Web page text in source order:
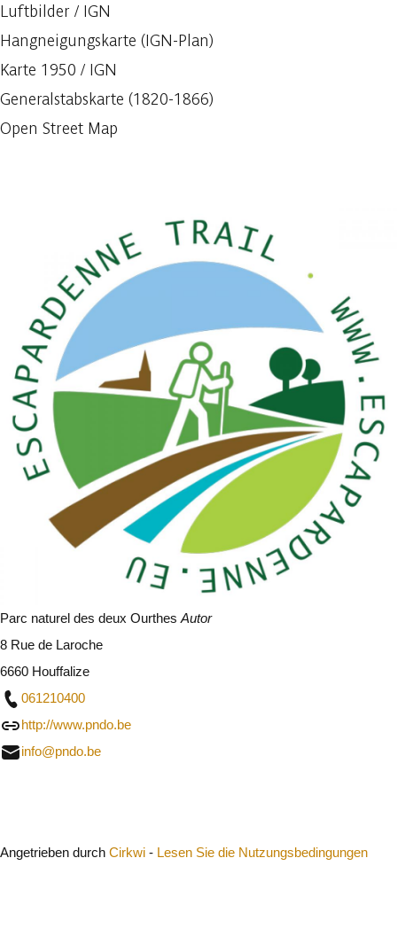
Luftbilder / IGN
Hangneigungskarte (IGN-Plan)
Karte 1950 / IGN
Generalstabskarte (1820-1866)
Open Street Map
Parc naturel des deux Ourthes Autor
8 Rue de Laroche
6660 Houffalize
061210400
http://www.pndo.be
info@pndo.be
Angetrieben durch Cirkwi - Lesen Sie die Nutzungsbedingungen